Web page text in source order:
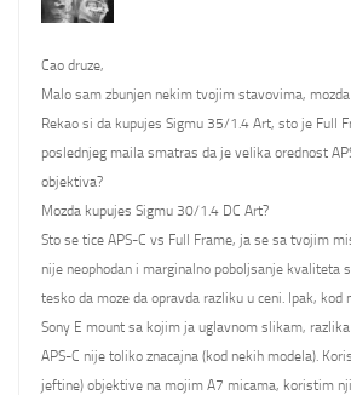
Cao druze,
Malo sam zbunjen nekim tvojim stavovima,
Rekao si da kupujes Sigmu 35/1.4 Art, sto je Full
poslednjeg maila smatras da je velika orednost
objektiva?
Mozda kupujes Sigmu 30/1.4 DC Art?
Sto se tice APS-C vs Full Frame, ja se sa tvojim
nije neophodan i marginalno poboljsanje kvaliteta
tesko da moze da opravda razliku u ceni. Ipak,
Sony E mount sa kojim ja uglavnom slikam,
APS-C nije toliko znacajna (kod nekih modela).
jeftine) objektive na mojim A7 micama, koristim